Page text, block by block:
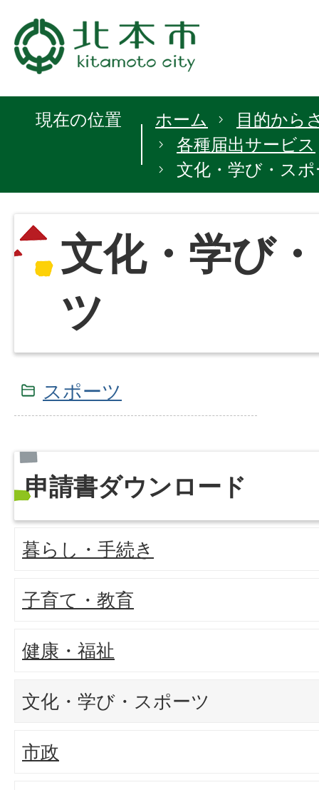
現在の位置 ホーム
目的から
各種届出サービス
文化・学び・ス
文化・学び
ツ
スポーツ
申請書ダウンロード
暮らし・手続き
子育て・教育
健康・福祉
文化・学び・スポーツ
市政